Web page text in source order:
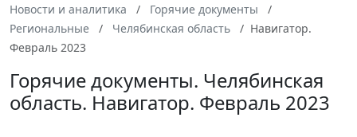
Новости и аналитика
Горячие документы
Региональные
Челябинская область
Навигатор.
Февраль 2023
Горячие документы. Челябинская
область. Навигатор. Февраль 2023